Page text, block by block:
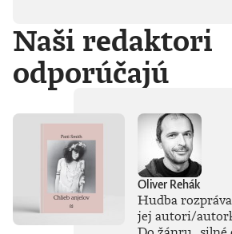
psychické diagnózy,
lásku, násilie,
rómstvo, working
class, anarchizmus,
okultizmus,
fašizmus, revolúciu,
imagináciu, Garáže,
gitaru, klavír,
mamu, otca aj
brata.Štyri
medzihry vo forme
posluchových
Naši redaktori
odporúčajú
Oliver Rehák
Hudba rozpráva
jej autori/